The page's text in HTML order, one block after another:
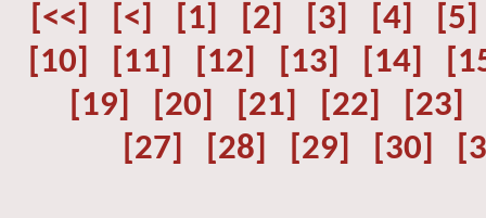
[<<] [<] [1] [2] [3] [4]
[5]
[10]
[11] [12] [13] [14]
[19]
[20] [21] [22]
[23]
[27]
[28] [29] [30]